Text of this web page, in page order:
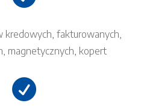
kredowych, fakturowanych,
magnetycznych, kopert
